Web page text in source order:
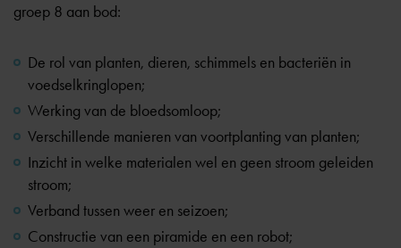
groep 8 aan bod:
De rol van planten, dieren, schimmels en bacteriën in
voedselkringlopen;
Werking van de bloedsomloop;
Verschillende manieren van voortplanting van planten;
Inzicht in welke materialen wel en geen stroom geleiden
stroom;
Verband tussen weer en seizoen;
Constructie van een piramide en een robot;